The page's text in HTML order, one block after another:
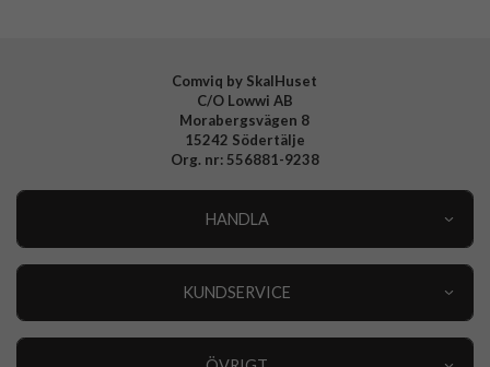
Comviq by SkalHuset
C/O Lowwi AB
Morabergsvägen 8
15242 Södertälje
Org. nr: 556881-9238
HANDLA
KUNDSERVICE